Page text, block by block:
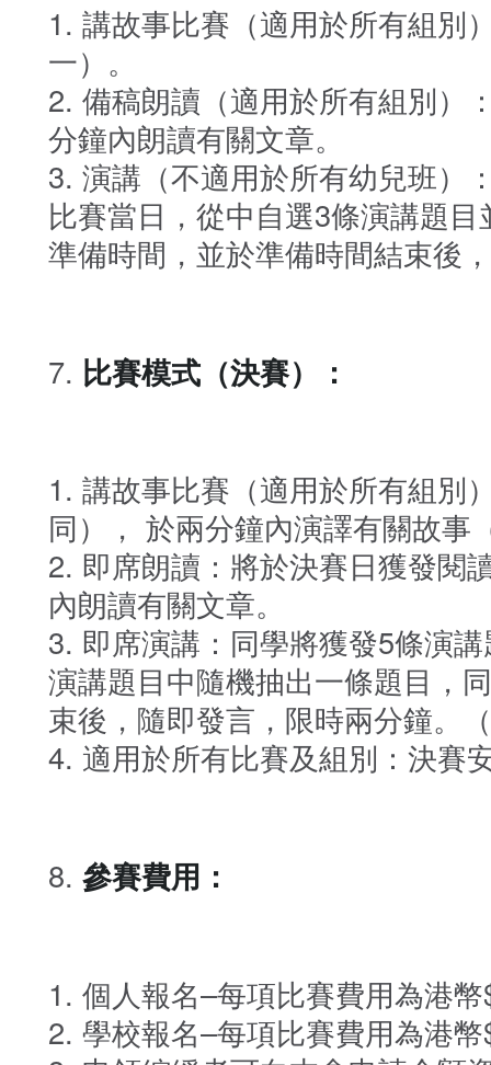
講故事比賽（適用於所有組別
一）。
備稿朗讀（適用於所有組別）
分鐘內朗讀有關文章。
演講（不適用於所有幼兒班）
比賽當日，從中自選3條演講題
準備時間，並於準備時間結束後
比賽模式（決賽）：
講故事比賽（適用於所有組別
同）， 於兩分鐘內演譯有關故事
即席朗讀：將於決賽日獲發閱
內朗讀有關文章。
即席演講：同學將獲發5條演
演講題目中隨機抽出一條題目，
束後，隨即發言，限時兩分鐘。
適用於所有比賽及組別：決賽
參賽費用：
個人報名–每項比賽費用為港
學校報名–每項比賽費用為港